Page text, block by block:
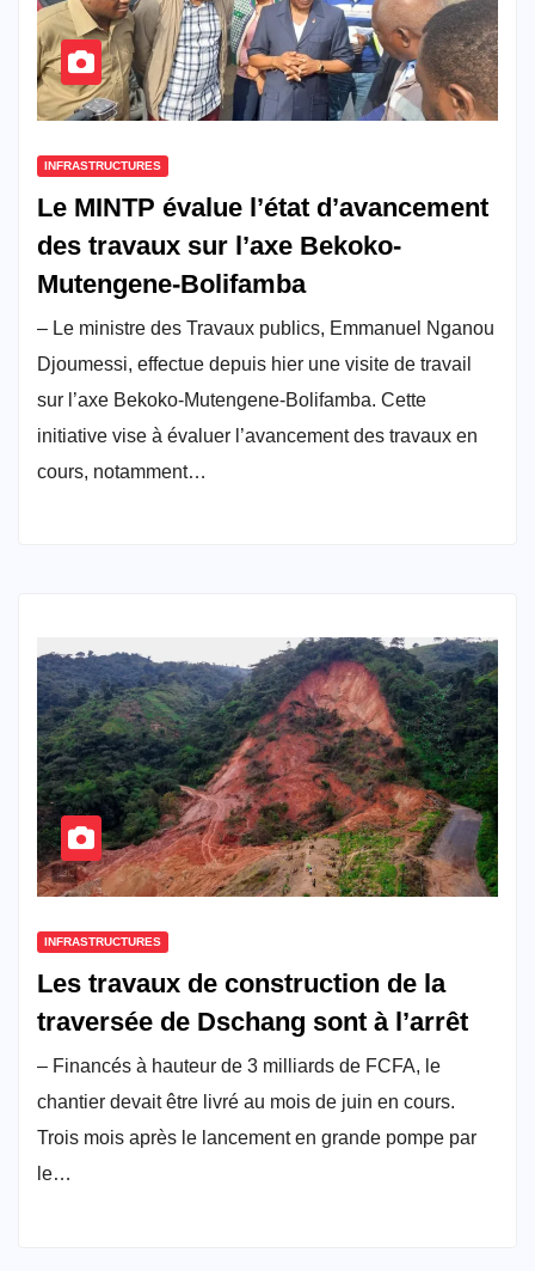
INFRASTRUCTURES
Le MINTP évalue l’état d’avancement
des travaux sur l’axe Bekoko-
Mutengene-Bolifamba
– Le ministre des Travaux publics, Emmanuel Nganou
Djoumessi, effectue depuis hier une visite de travail
sur l’axe Bekoko-Mutengene-Bolifamba. Cette
initiative vise à évaluer l’avancement des travaux en
cours, notamment…
INFRASTRUCTURES
Les travaux de construction de la
traversée de Dschang sont à l’arrêt
– Financés à hauteur de 3 milliards de FCFA, le
chantier devait être livré au mois de juin en cours.
Trois mois après le lancement en grande pompe par
le…